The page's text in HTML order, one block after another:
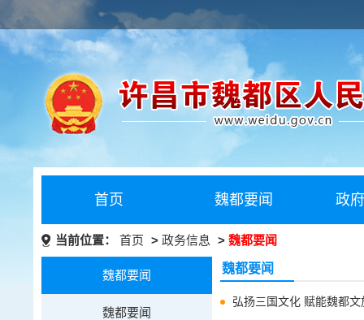
首页 魏都要闻 政
当前位置： 首页 > 政务信息 > 魏都要闻
魏都要闻
魏都要闻
魏都要闻
弘扬三国文化 赋能魏都